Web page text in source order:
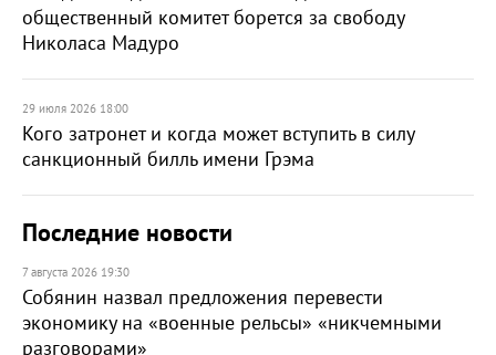
общественный комитет борется за свободу
Николаса Мадуро
29 июля 2026 18:00
Кого затронет и когда может вступить в силу
санкционный билль имени Грэма
Последние новости
7 августа 2026 19:30
Собянин назвал предложения перевести
экономику на «военные рельсы» «никчемными
разговорами»